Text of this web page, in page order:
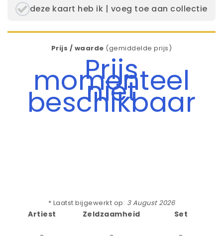
deze kaart heb ik | voeg toe aan collectie
Prijs / waarde (gemiddelde prijs)
Prijs
momenteel
niet
beschikbaar
* Laatst bijgewerkt op: 3 August 2026
Artiest
-
Zeldzaamheid
-
Set
-